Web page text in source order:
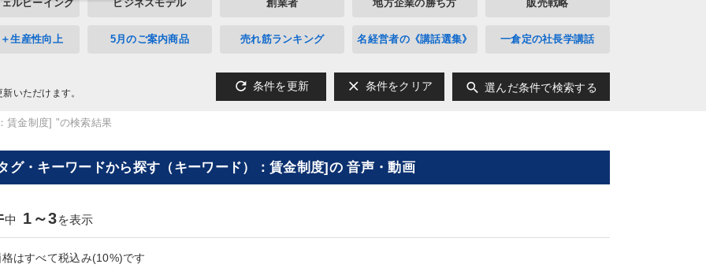
ルビーイング ビジネスモデル 創業者 地方企業の勝ち方 販売戦略
生産性向上 5月のご案内商品 売れ筋ランキング 名経営者の《講話選集》 一倉定の社長学講話
いただけます。 refresh 条件を更新 clear 条件をクリア search 選んだ条件で検索する
賃金制度] "の検索結果
グ・キーワードから探す（キーワード）：賃金制度]の 音声・動画
中 1～3を表示
はすべて税込み(10%)です